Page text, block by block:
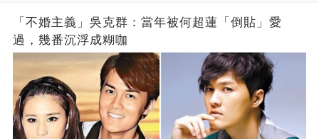
「不婚主義」吳克群：當年被何超蓮「倒貼」愛
過，幾番沉浮成糊咖